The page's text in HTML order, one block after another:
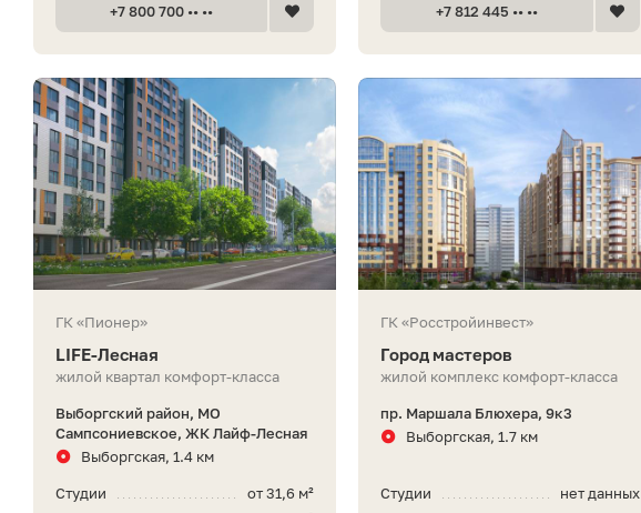
+7 800 700 •• •• +7 812 445 •• ••
ГК «Пионер»
LIFE-Лесная
жилой квартал комфорт-класса
Выборгский район, МО
Сампсониевское, ЖК Лайф-Лесная
Выборгская, 1.4 км
от 31,6 м²
Студии
ГК «Росстройинвест»
Город мастеров
жилой комплекс комфорт-класса
пр. Маршала Блюхера, 9к3
Выборгская, 1.7 км
нет данных
Студии